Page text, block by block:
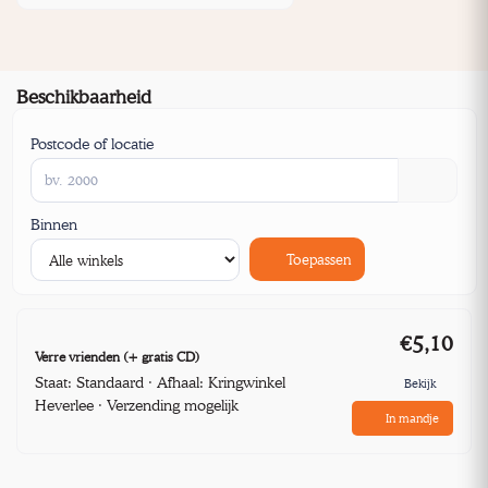
Beschikbaarheid
Postcode of locatie
Binnen
Toepassen
Verre vrienden (+ gratis CD)
Staat: Standaard · Afhaal: Kringwinkel
Heverlee · Verzending mogelijk
€5,10
Bekijk
In mandje